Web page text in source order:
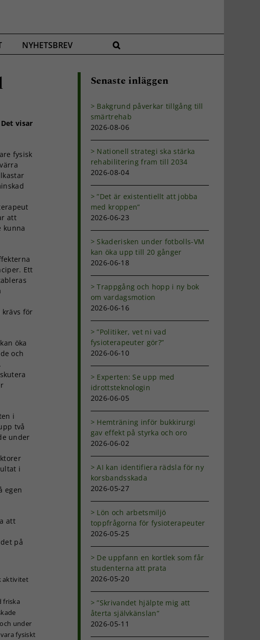
NYHETSBREV
visar
fysisk
att
kunna
Ett
för
öka
och
i
två
under
i
egen
att
på
aktivitet
friska
under
fysiskt
Senaste inläggen
Bakgrund påverkar tillgång till
smärtrehab
2026-08-06
Nationell strategi ska stärka
rehabilitering fram till 2034
2026-08-04
”Det är existentiellt att jobba
med kroppen”
2026-06-23
Skaderisken under fotbolls-VM
kan öka upp till 20 gånger
2026-06-18
Trappgång och hopp i ny bok
om vardagsmotion
2026-06-16
”Politiker, vet ni vad
fysioterapeuter gör?”
2026-06-10
Experten: Se upp med
idrottsteknologin
2026-06-05
Hemträning inför bukkirurgi
gav effekt på styrka och oro
2026-06-02
AI kan identifiera rädsla för ny
korsbandsskada
2026-05-27
Lön och arbetsmiljö
toppfrågorna för fysioterapeuter
2026-05-25
De uppfann en kortlek som får
studenterna att prata
2026-05-20
”Skrivandet hjälpte mig att
återta självkänslan”
2026-05-11